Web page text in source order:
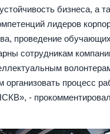
бизнеса, а
лидеров
проведение
сотрудникам
организовать процесс
-